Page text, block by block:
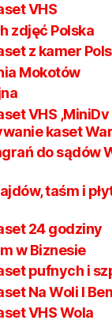
VHS
zdjęć Polska
z kamer
Mokotów
VHS
kaset
do sądów
taśm i
24 godziny
w Biznesie
pufnych i
Na Woli I
VHS Wola